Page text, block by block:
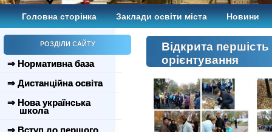
Головна сторінка Заклади освіти міста Новини
РОЗДІЛИ САЙТУ
⇒ Нормативна база
⇒ Дистанційна освіта
⇒ Нова українська
школа
⇒ Вступ до першого
Відкрита
орієнтування